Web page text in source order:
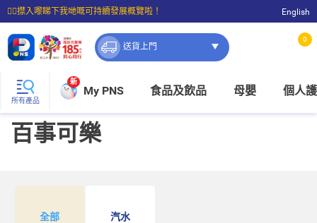
☝🏼㩒入嚟睇下我哋嘅可持續發展概覽啦！
⭐購物滿$399即享免費送貨；滿$100即可免費店取。
English
送貨上門
0
所有產品
新
My PNS 食品及飲品 母嬰 個人
百事可樂
全部 汽水